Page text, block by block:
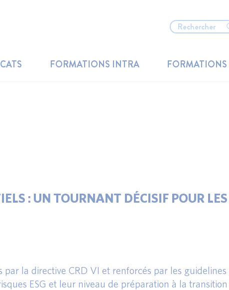
FORMATIONS INTRA FORMATIONS
: UN TOURNANT DÉCISIF POUR
par la directive CRD VI et renforcés par les
ESG et leur niveau de préparation à la